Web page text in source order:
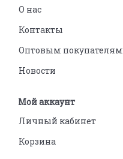
О нас
Контакты
Оптовым покупателям
Новости
Мой аккаунт
Личный кабинет
Корзина